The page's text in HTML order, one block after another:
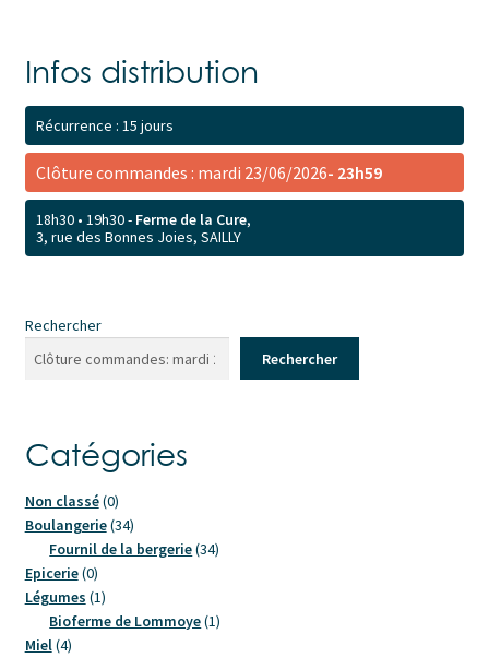
Infos distribution
Récurrence : 15 jours
Clôture commandes : mardi 23/06/2026- 23h59
18h30 • 19h30 - Ferme de la Cure,
3, rue des Bonnes Joies, SAILLY
Rechercher
Rechercher
Catégories
Non classé 00
produit
Boulangerie 3434
produits
Fournil de la bergerie 3434
Epicerie 00
produit
Légumes 11
produit
Bioferme de Lommoye 11
Miel 44